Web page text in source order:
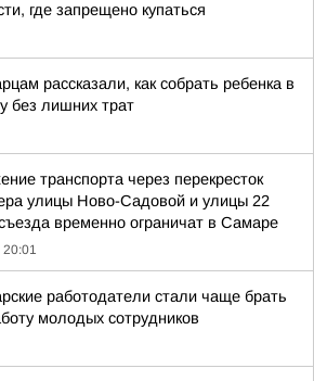
где запрещено купаться
рассказали, как собрать ребенка в
без лишних трат
транспорта через перекресток
улицы Ново-Садовой и улицы 22
временно ограничат в Самаре
20:01
работодатели стали чаще брать
молодых сотрудников